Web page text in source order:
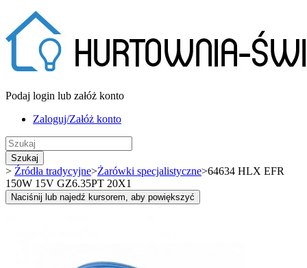
Podaj login lub załóż konto
Zaloguj/Załóż konto
Szukaj
> Źródła tradycyjne>Żarówki specjalistyczne>64634 HLX EFR
150W 15V GZ6.35PT 20X1
Naciśnij lub najedź kursorem, aby powiększyć